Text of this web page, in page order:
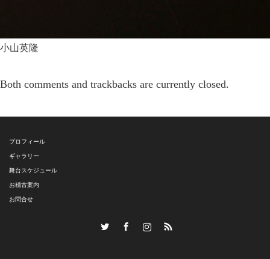
小山英隆
Both comments and trackbacks are currently closed.
プロフィール
ギャラリー
舞台スケジュール
お稽古案内
お問合せ
Instagram
RSS